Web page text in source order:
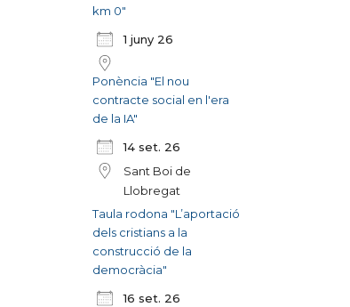
km 0"
1 juny 26
Ponència "El nou
contracte social en l'era
de la IA"
14 set. 26
Sant Boi de
Llobregat
Taula rodona "L’aportació
dels cristians a la
construcció de la
democràcia"
16 set. 26